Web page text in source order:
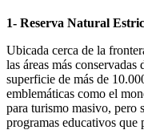
1- Reserva Natural
Ubicada cerca de la
las áreas más conservadas
superficie de más de
emblemáticas como el
para turismo masivo, pero
programas educativos que